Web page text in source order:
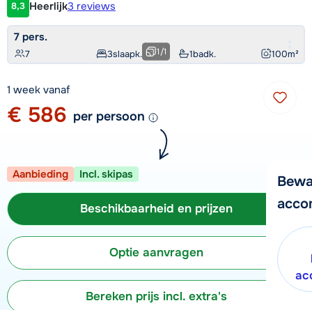
Klantwaardering
8,3 Heerlijk3 reviews
7 pers.
7 3slaapk. 1badk. 100m²
1/1
1 week vanaf
€ 586 per persoon
Aanbieding Incl. skipas
Beschikbaarheid en prijzen
Optie aanvragen
Bereken prijs incl. extra's